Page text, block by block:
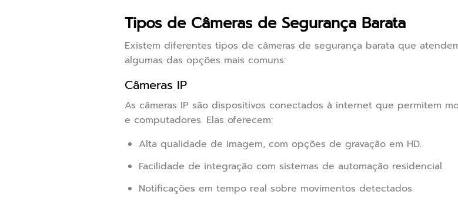
Tipos de Câmeras de Segurança Barata
Existem diferentes tipos de câmeras de segurança barata que
algumas das opções mais comuns:
Câmeras IP
As câmeras IP são dispositivos conectados à internet que permitem
e computadores. Elas oferecem:
Alta qualidade de imagem, com opções de gravação em HD.
Facilidade de integração com sistemas de automação residencial.
Notificações em tempo real sobre movimentos detectados.